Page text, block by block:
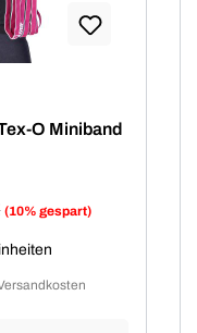
O Miniband
(10% gespart)